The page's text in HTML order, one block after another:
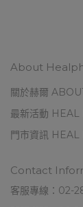
About
關於赫爾
最新活動 HEAL
門市資訊
Contact
客服專線：02-